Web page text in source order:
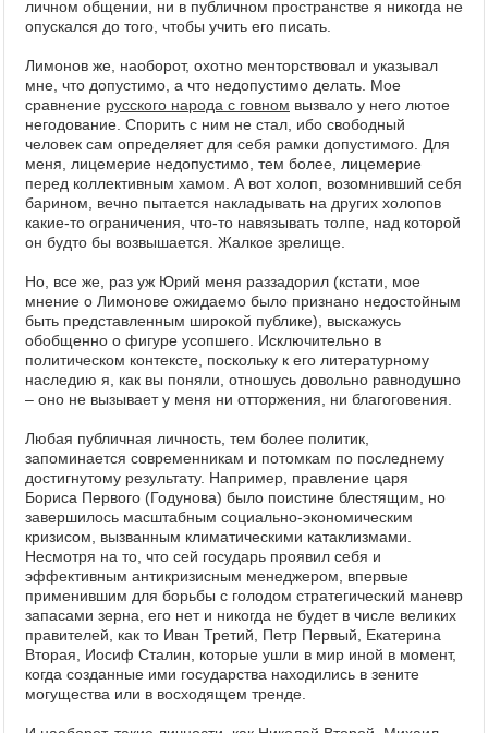
личном общении, ни в публичном пространстве я никогда не
опускался до того, чтобы учить его писать.
Лимонов же, наоборот, охотно менторствовал и указывал
мне, что допустимо, а что недопустимо делать. Мое
сравнение русского народа с говном вызвало у него лютое
негодование. Спорить с ним не стал, ибо свободный
человек сам определяет для себя рамки допустимого. Для
меня, лицемерие недопустимо, тем более, лицемерие
перед коллективным хамом. А вот холоп, возомнивший себя
барином, вечно пытается накладывать на других холопов
какие-то ограничения, что-то навязывать толпе, над которой
он будто бы возвышается. Жалкое зрелище.
Но, все же, раз уж Юрий меня раззадорил (кстати, мое
мнение о Лимонове ожидаемо было признано недостойным
быть представленным широкой публике), выскажусь
обобщенно о фигуре усопшего. Исключительно в
политическом контексте, поскольку к его литературному
наследию я, как вы поняли, отношусь довольно равнодушно
– оно не вызывает у меня ни отторжения, ни благоговения.
Любая публичная личность, тем более политик,
запоминается современникам и потомкам по последнему
достигнутому результату. Например, правление царя
Бориса Первого (Годунова) было поистине блестящим, но
завершилось масштабным социально-экономическим
кризисом, вызванным климатическими катаклизмами.
Несмотря на то, что сей государь проявил себя и
эффективным антикризисным менеджером, впервые
применившим для борьбы с голодом стратегический маневр
запасами зерна, его нет и никогда не будет в числе великих
правителей, как то Иван Третий, Петр Первый, Екатерина
Вторая, Иосиф Сталин, которые ушли в мир иной в момент,
когда созданные ими государства находились в зените
могущества или в восходящем тренде.